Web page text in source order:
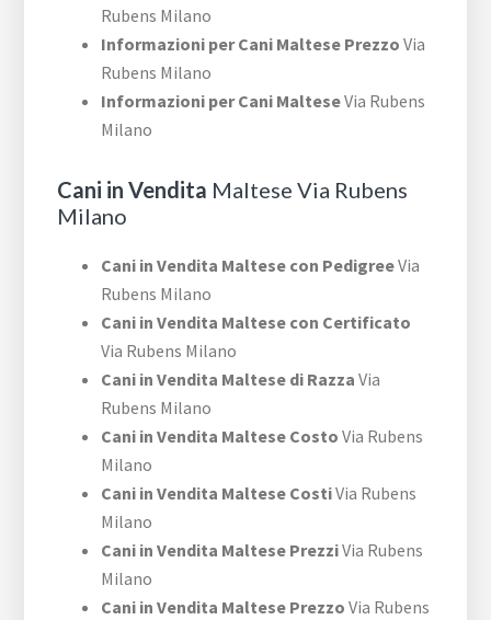
Rubens Milano
Informazioni per Cani Maltese Prezzo Via
Rubens Milano
Informazioni per Cani MalteseVia Rubens
Milano
Cani in Vendita Maltese Via Rubens
Milano
Cani in Vendita Maltese con PedigreeVia
Rubens Milano
Cani in Vendita Maltese con Certificato
Via Rubens Milano
Cani in Vendita Maltese di Razza Via
Rubens Milano
Cani in Vendita Maltese Costo Via Rubens
Milano
Cani in Vendita Maltese CostiVia Rubens
Milano
Cani in Vendita Maltese PrezziVia Rubens
Milano
Cani in Vendita Maltese Prezzo Via Rubens